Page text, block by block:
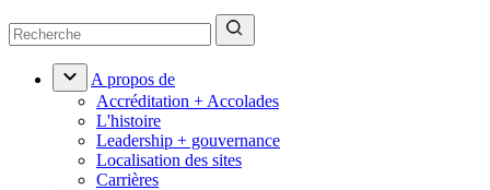
A propos de
Accréditation + Accolades
L'histoire
Leadership + gouvernance
Localisation des sites
Carrières